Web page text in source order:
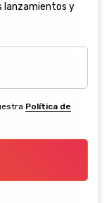
lanzamientos y
Política de